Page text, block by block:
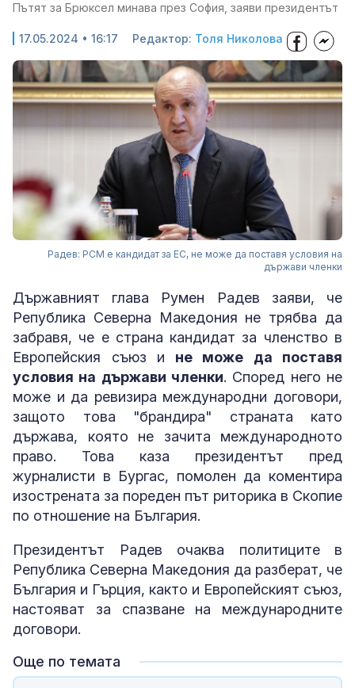
Пътят за Брюксел минава през София, заяви президентът
17.05.2024 • 16:17 Редактор: Толя Николова
Радев: РСМ е кандидат за ЕС, не може да поставя условия на
държави членки
Държавният глава Румен Радев заяви, че
Република Северна Македония не трябва да
забравя, че е страна кандидат за членство в
Европейския съюз и не може да поставя
условия на държави членки. Според него не
може и да ревизира международни договори,
защото това "брандира" страната като
държава, която не зачита международното
право. Това каза президентът пред
журналисти в Бургас, помолен да коментира
изострената за пореден път риторика в Скопие
по отношение на България.
Президентът Радев очаква политиците в
Република Северна Македония да разберат, че
България и Гърция, както и Европейският съюз,
настояват за спазване на международните
договори.
Още по темата